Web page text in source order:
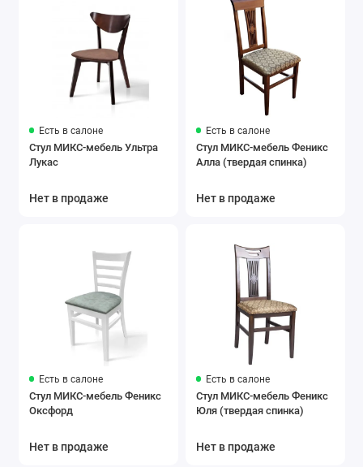
Есть в салоне
Стул МИКС-мебель Ультра
Лукас
Нет в продаже
Есть в салоне
Стул МИКС-мебель Феникс
Алла (твердая спинка)
Нет в продаже
Есть в салоне
Стул МИКС-мебель Феникс
Оксфорд
Нет в продаже
Есть в салоне
Стул МИКС-мебель Феникс
Юля (твердая спинка)
Нет в продаже